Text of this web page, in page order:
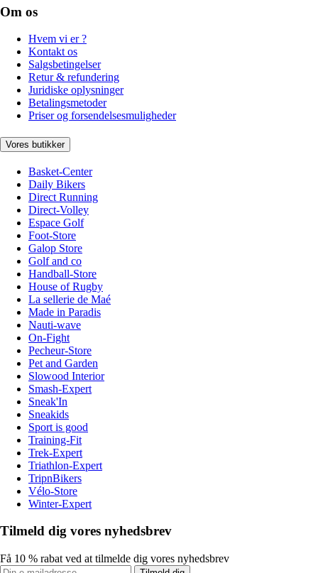
Om os
Hvem vi er ?
Kontakt os
Salgsbetingelser
Retur & refundering
Juridiske oplysninger
Betalingsmetoder
Priser og forsendelsesmuligheder
Vores butikker
Basket-Center
Daily Bikers
Direct Running
Direct-Volley
Espace Golf
Foot-Store
Galop Store
Golf and co
Handball-Store
House of Rugby
La sellerie de Maé
Made in Paradis
Nauti-wave
On-Fight
Pecheur-Store
Pet and Garden
Slowood Interior
Smash-Expert
Sneak'In
Sneakids
Sport is good
Training-Fit
Trek-Expert
Triathlon-Expert
TripnBikers
Vélo-Store
Winter-Expert
Tilmeld dig vores nyhedsbrev
Få 10 % rabat ved at tilmelde dig vores nyhedsbrev